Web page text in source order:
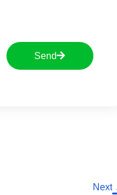
Send
Next